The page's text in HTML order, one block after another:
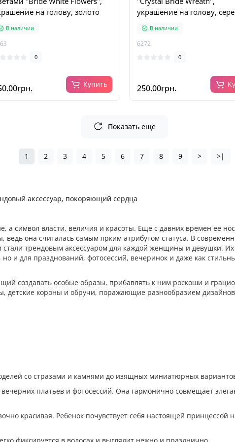
на голову, золото
В наличии
0
Купить
украшение на голову,
В наличии
6272
0
250.00грн.
Показать еще
1 2 3 4 5 6 7 8 9 > >|
аксессуар, покоряющий сердца
а символ власти, величия и красоты. Еще с давних времен ее
она считалась самым ярким атрибутом статуса. В
трендовым аксессуаром для каждой женщины и девушки. Их
и для празднований, фотосессий, вечеринок и даже как
создавать особые образы, прибавлять к ним роскоши и
детские короны и обручи, поражающие разнообразием
со стразами и камнями до изящных миниатюрных
платьев и фотосессий. Она гармонично совмещает
красивая. Ребенок почувствует себя настоящей принцессой